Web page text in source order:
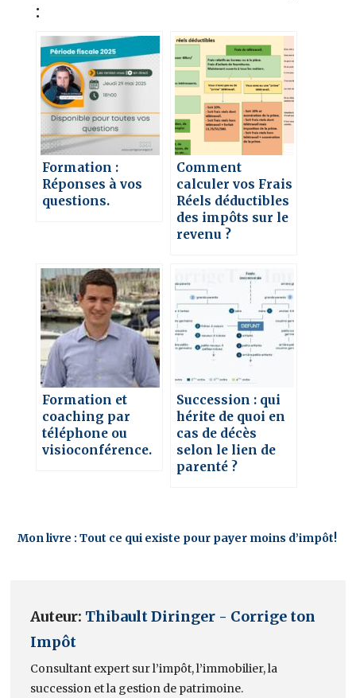
:
Formation :
Réponses à vos
questions.
Comment
calculer vos Frais
Réels déductibles
des impôts sur le
revenu ?
Formation et
coaching par
téléphone ou
visioconférence.
Succession : qui
hérite de quoi en
cas de décès
selon le lien de
parenté ?
Mon livre : Tout ce qui existe pour payer moins d’impôt!
Auteur: Thibault Diringer - Corrige ton
Impôt
Consultant expert sur l’impôt, l’immobilier, la
succession et la gestion de patrimoine.